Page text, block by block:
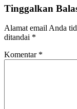
Tinggalkan
Alamat email Anda
ditandai *
Komentar *